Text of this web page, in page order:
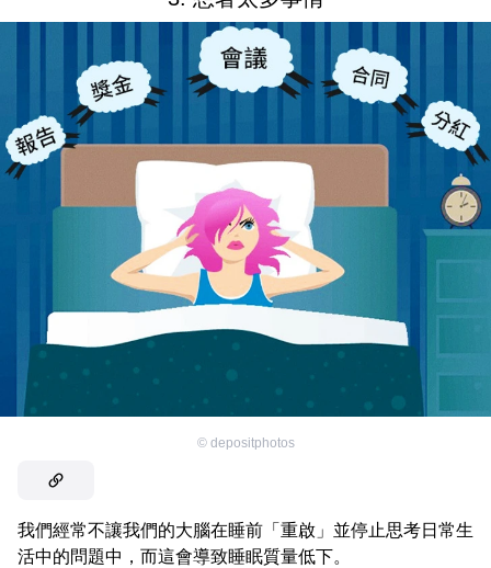
© depositphotos
我們經常不讓我們的大腦在睡前「重啟」並停止思考日常生
活中的問題中，而這會導致睡眠質量低下。